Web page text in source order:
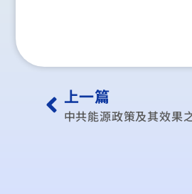
上一篇
中共能源政策及其效果